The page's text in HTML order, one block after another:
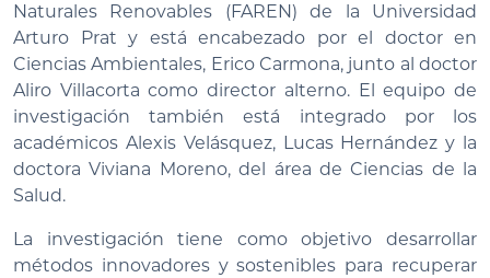
Naturales Renovables (FAREN) de la Universidad
Arturo Prat y está encabezado por el doctor en
Ciencias Ambientales, Erico Carmona, junto al doctor
Aliro Villacorta como director alterno. El equipo de
investigación también está integrado por los
académicos Alexis Velásquez, Lucas Hernández y la
doctora Viviana Moreno, del área de Ciencias de la
Salud.
La investigación tiene como objetivo desarrollar
métodos innovadores y sostenibles para recuperar